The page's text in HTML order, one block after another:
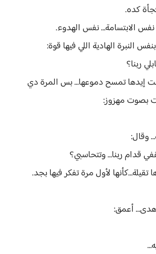
كده.
الابتسامة… نفس الهدوء.
النبرة الهادية اللي فيها قوة:
ربنا؟
إيدها تمسح دموعها… بس المرة دي
بصوت مهزوز:
وقال:
قدام ربنا… وتتحاسبي؟
لأول مرة تفكر فيها بجد.
أعمق: